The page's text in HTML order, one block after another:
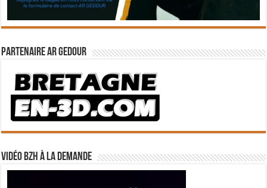
Partenaire Ar Gedour
Vidéo BZH à la demande